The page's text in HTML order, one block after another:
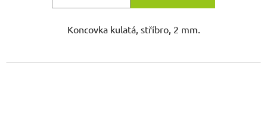
Koncovka kulatá, stříbro, 2 mm.